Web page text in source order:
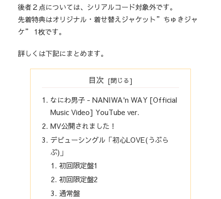
後者２点については、シリアルコード対象外です。
先着特典はオリジナル・着せ替えジャケット”ちゅきジャ
ケ” 1枚です。
詳しくは下記にまとめます。
目次
なにわ男子 - NANIWA'n WAY [Official
Music Video] YouTube ver.
MV公開されました！
デビューシングル「初心LOVE(うぶら
ぶ)」
初回限定盤1
初回限定盤2
通常盤